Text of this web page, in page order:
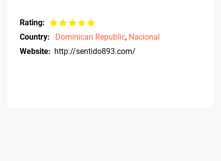
Rating:
Country:
Dominican Republic, Nacional
Website: http://sentido893.com/